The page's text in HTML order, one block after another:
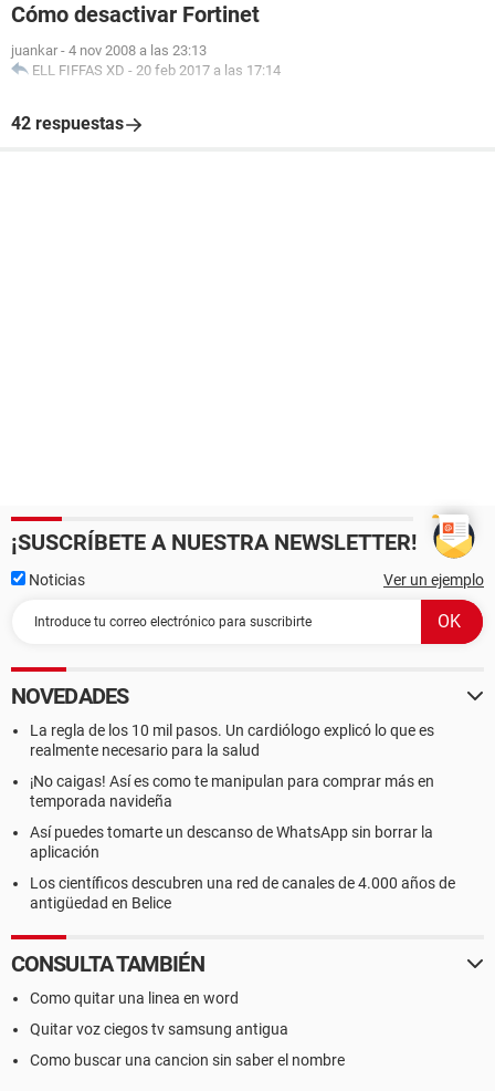
Cómo desactivar Fortinet
juankar - 4 nov 2008 a las 23:13
ELL FIFFAS XD - 20 feb 2017 a las 17:14
42 respuestas
¡SUSCRÍBETE A NUESTRA NEWSLETTER!
Noticias Ver un ejemplo
NOVEDADES
La regla de los 10 mil pasos. Un cardiólogo explicó lo que es
realmente necesario para la salud
¡No caigas! Así es como te manipulan para comprar más en
temporada navideña
Así puedes tomarte un descanso de WhatsApp sin borrar la
aplicación
Los científicos descubren una red de canales de 4.000 años de
antigüedad en Belice
CONSULTA TAMBIÉN
Como quitar una linea en word
Quitar voz ciegos tv samsung antigua
Como buscar una cancion sin saber el nombre